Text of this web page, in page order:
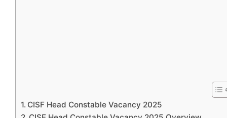
CISF Head Constable Vacancy 2025